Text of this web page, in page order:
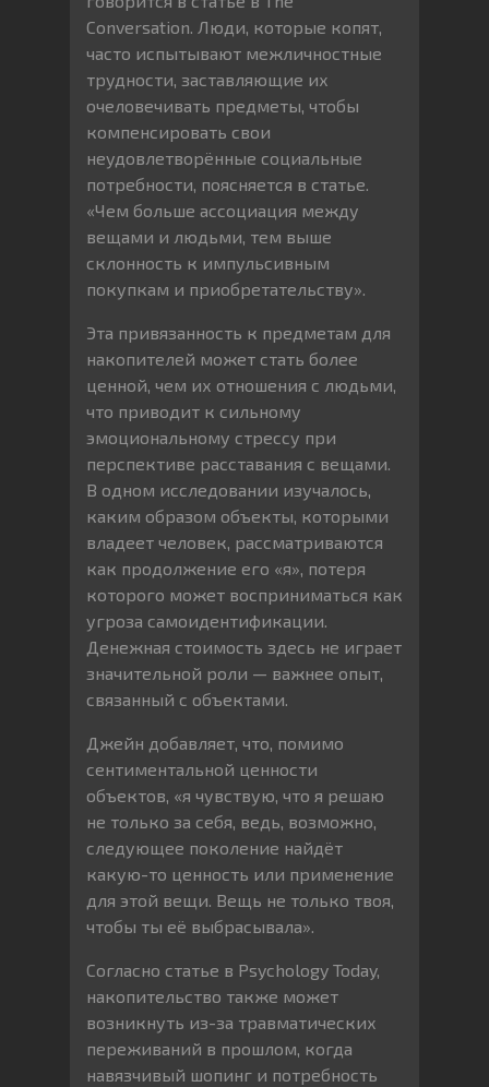
Conversation. Люди, которые копят,
часто испытывают межличностные
трудности, заставляющие их
очеловечивать предметы, чтобы
компенсировать свои
неудовлетворённые социальные
потребности, поясняется в статье.
«Чем больше ассоциация между
вещами и людьми, тем выше
склонность к импульсивным
покупкам и приобретательству».
Эта привязанность к предметам для
накопителей может стать более
ценной, чем их отношения с людьми,
что приводит к сильному
эмоциональному стрессу при
перспективе расставания с вещами.
В одном исследовании изучалось,
каким образом объекты, которыми
владеет человек, рассматриваются
как продолжение его «я», потеря
которого может восприниматься как
угроза самоидентификации.
Денежная стоимость здесь не играет
значительной роли — важнее опыт,
связанный с объектами.
Джейн добавляет, что, помимо
сентиментальной ценности
объектов, «я чувствую, что я решаю
не только за себя, ведь, возможно,
следующее поколение найдёт
какую-то ценность или применение
для этой вещи. Вещь не только твоя,
чтобы ты её выбрасывала».
Согласно статье в Psychology Today,
накопительство также может
возникнуть из-за травматических
переживаний в прошлом, когда
навязчивый шопинг и потребность